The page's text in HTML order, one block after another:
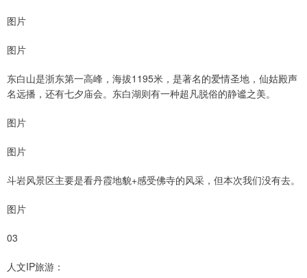
图片
图片
东白山是浙东第一高峰，海拔1195米，是著名的爱情圣地，仙姑殿声
名远播，还有七夕庙会。东白湖则有一种超凡脱俗的静谧之美。
图片
图片
斗岩风景区主要是看丹霞地貌+感受佛寺的风采，但本次我们没有去。
图片
03
人文IP旅游：